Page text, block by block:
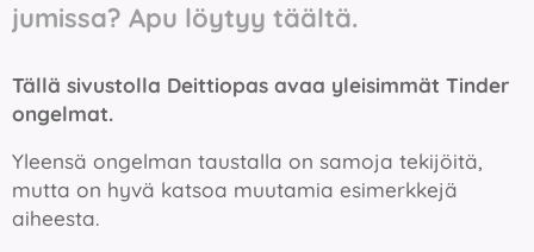
jumissa? Apu löytyy täältä.
Tällä sivustolla Deittiopas avaa yleisimmät Tinder
ongelmat.
Yleensä ongelman taustalla on samoja tekijöitä,
mutta on hyvä katsoa muutamia esimerkkejä
aiheesta.